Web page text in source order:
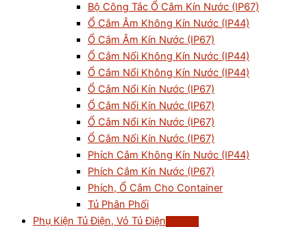
Bộ Công Tắc Ổ Cắm Kín Nước (IP67)
Ổ Cắm Âm Không Kín Nước (IP44)
Ổ Cắm Âm Kín Nước (IP67)
Ổ Cắm Nối Không Kín Nước (IP44)
Ổ Cắm Nổi Không Kín Nước (IP44)
Ổ Cắm Nổi Kín Nước (IP67)
Ổ Cắm Nối Kín Nước (IP67)
Ổ Cắm Nổi Kín Nước (IP67)
Ổ Cắm Nối Kín Nước (IP67)
Phích Cắm Không Kín Nước (IP44)
Phích Cắm Kín Nước (IP67)
Phích, Ổ Cắm Cho Container
Tủ Phân Phối
Phụ Kiện Tủ Điện, Vỏ Tủ Điện